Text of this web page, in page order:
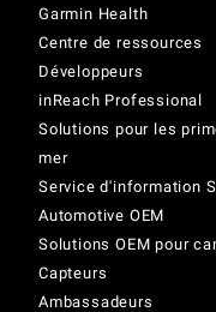
Garmin Health
Centre de ressources
Développeurs
inReach Professional
Solutions pour les
mer
Service d'information
Automotive OEM
Solutions OEM pour
Capteurs
Ambassadeurs